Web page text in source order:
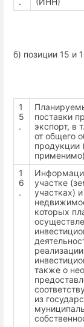
б) позиции 15 и
1
5
.
поставки
экспорт, в
от общего
продукции
применимо)
1
6
.
участке
участках)
которых
также о
из